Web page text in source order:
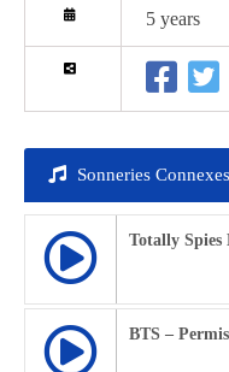
5 years
Sonneries Connexes
Totally Spies
BTS –